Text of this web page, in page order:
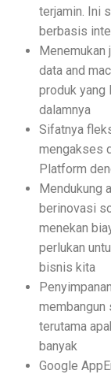
terjamin. Ini
berbasis
Menemukan
data and
produk yang
dalamnya
Sifatnya
mengakses
Platform
Mendukung
berinovasi
menekan
perlukan
bisnis kita
membangun
terutama
banyak
Google